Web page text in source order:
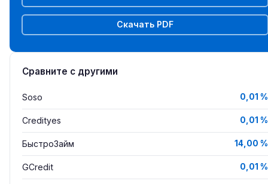
Скачать PDF
Сравните с другими
Soso 0,01 %
Credityes 0,01 %
БыстроЗайм 14,00 %
GCredit 0,01 %